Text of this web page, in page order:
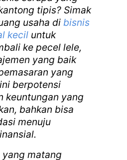
tipis? Simak
usaha di bisnis
kecil untuk
ke pecel lele,
yang baik
yang
berpotensi
keuntungan yang
bahkan bisa
menuju
yang matang